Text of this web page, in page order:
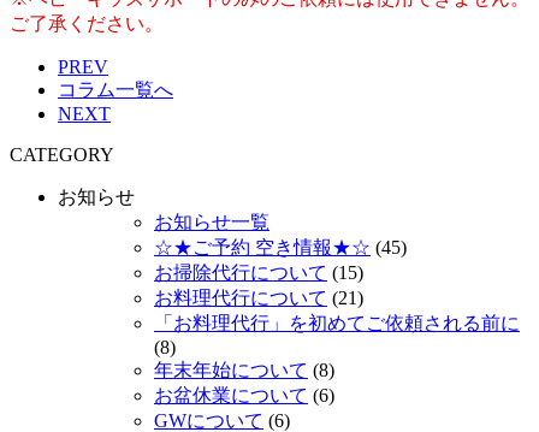
ご了承ください。
PREV
コラム一覧へ
NEXT
CATEGORY
お知らせ
お知らせ一覧
☆★ご予約 空き情報★☆ (45)
お掃除代行について (15)
お料理代行について (21)
「お料理代行」を初めてご依頼される前に
(8)
年末年始について (8)
お盆休業について (6)
GWについて (6)